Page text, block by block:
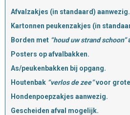
Afvalzakjes (in standaard) aanwezig.
Kartonnen peukenzakjes (in
Borden met “houd uw strand schoon”
Posters op afvalbakken.
As/peukenbakken bij opgang.
Houtenbak “verlos de zee”voor
Hondenpoepzakjes aanwezig.
Gescheiden afval mogelijk.